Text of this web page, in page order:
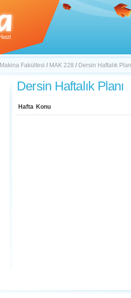
Makina Fakültesi / MAK 228 / Dersin Haftalık
Dersin Haftalık Planı
Hafta Konu